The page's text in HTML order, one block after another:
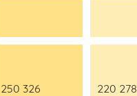
250 326 220 278